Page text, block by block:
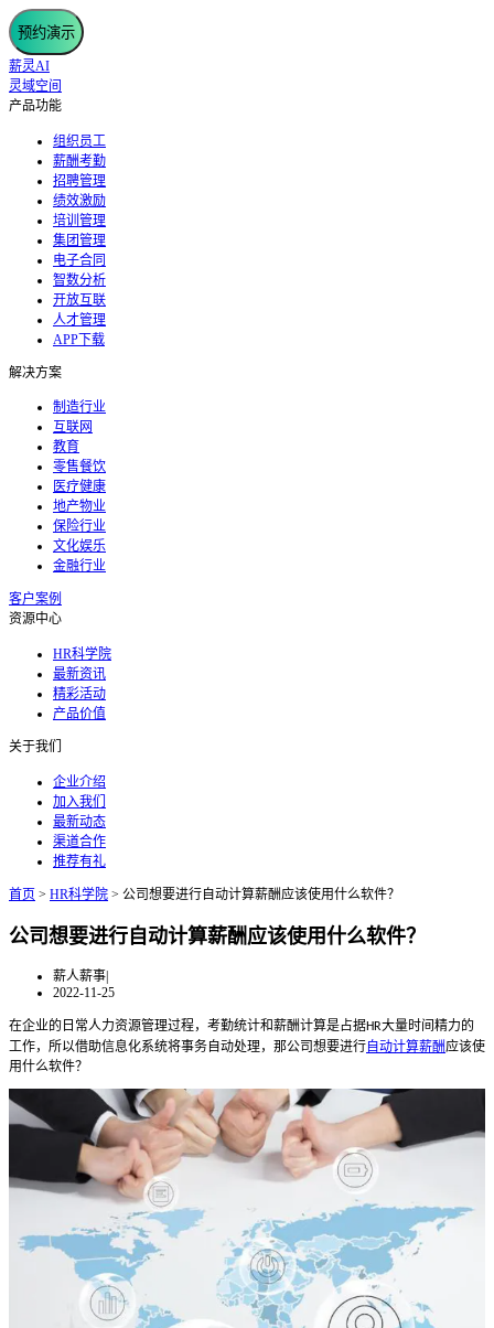
预约演示
薪灵AI
灵域空间
产品功能
组织员工
薪酬考勤
招聘管理
绩效激励
培训管理
集团管理
电子合同
智数分析
开放互联
人才管理
APP下载
解决方案
制造行业
互联网
教育
零售餐饮
医疗健康
地产物业
保险行业
文化娱乐
金融行业
客户案例
资源中心
HR科学院
最新资讯
精彩活动
产品价值
关于我们
企业介绍
加入我们
最新动态
渠道合作
推荐有礼
首页 > HR科学院 > 公司想要进行自动计算薪酬应该使用什么软件？
公司想要进行自动计算薪酬应该使用什么软件？
薪人薪事|
2022-11-25
在企业的日常人力资源管理过程，考勤统计和薪酬计算是占据HR大量时间精力的
工作，所以借助信息化系统将事务自动处理，那公司想要进行自动计算薪酬应该使
用什么软件？